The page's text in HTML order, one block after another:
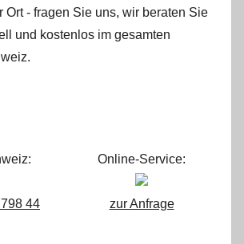
Ort - fragen Sie uns, wir beraten Sie
und kostenlos im gesamten
44
Online-Service:
zur Anfrage